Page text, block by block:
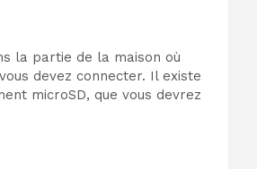
la partie de la maison où
devez connecter. Il existe
microSD, que vous devrez